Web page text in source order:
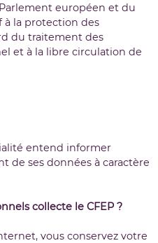
européen et du
à la protection des
du traitement des
et à la libre circulation de
entend informer
de ses données à caractère
collecte le CFEP ?
vous conservez votre